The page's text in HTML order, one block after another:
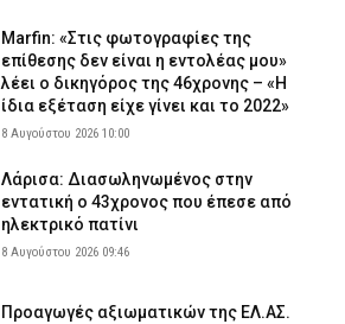
Marfin: «Στις φωτογραφίες της
επίθεσης δεν είναι η εντολέας μου»
λέει ο δικηγόρος της 46χρονης – «Η
ίδια εξέταση είχε γίνει και το 2022»
8 Αυγούστου 2026 10:00
Λάρισα: Διασωληνωμένος στην
εντατική ο 43χρονος που έπεσε από
ηλεκτρικό πατίνι
8 Αυγούστου 2026 09:46
Προαγωγές αξιωματικών της ΕΛ.ΑΣ.